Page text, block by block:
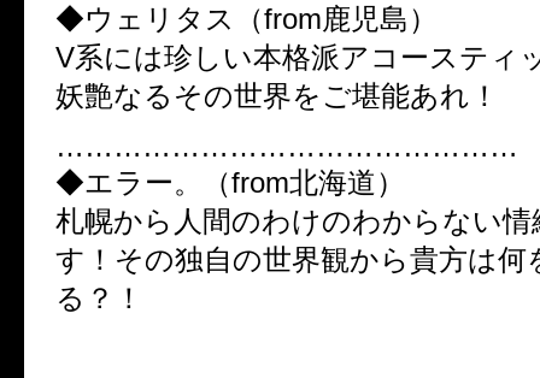
◆ウェリタス（from鹿児島）
V系には珍しい本格派アコースティ
妖艶なるその世界をご堪能あれ！
…………………………………………
◆エラー。（from北海道）
札幌から人間のわけのわからない情
す！その独自の世界観から貴方は何
る？！